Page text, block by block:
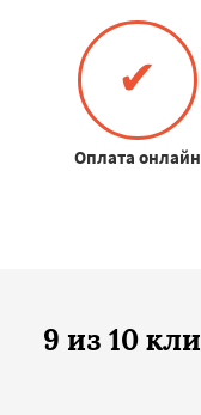
✔
Оплата онлайн
9 из 10